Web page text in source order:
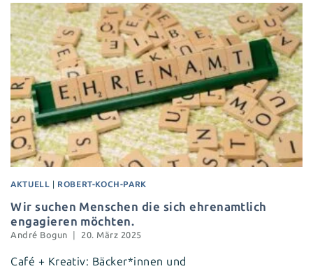
AKTUELL | ROBERT-KOCH-PARK
Wir suchen Menschen die sich ehrenamtlich
engagieren möchten.
André Bogun 20. März 2025
Café + Kreativ: Bäcker*innen und